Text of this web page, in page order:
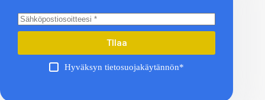
TIlaa
Hyväksyn tietosuojakäytännön*